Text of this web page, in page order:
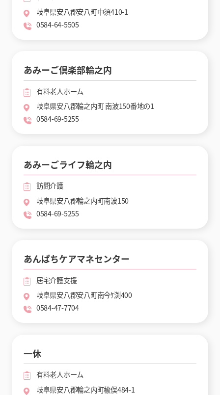
岐阜県安八郡安八町中須410-1
0584-64-5505
あみーご倶楽部輪之内
有料老人ホーム
岐阜県安八郡輪之内町 南波150番地の1
0584-69-5255
あみーごライフ輪之内
訪問介護
岐阜県安八郡輪之内町南波150
0584-69-5255
あんぱちケアマネセンター
居宅介護支援
岐阜県安八郡安八町南今ｹ渕400
0584-47-7704
一休
有料老人ホーム
岐阜県安八郡輪之内町楡俣484-1